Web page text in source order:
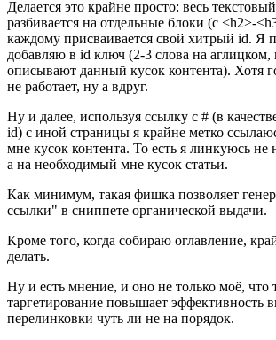
Делается это крайне просто: весь
разбивается на отдельные блоки (с <h2>-
каждому присваивается свой хитрый id. Я
добавляю в id ключ (2-3 слова на аглицком,
описывают данный кусок контента). Хотя
не работает, ну а вдруг.
Ну и далее, используя ссылку с # (в
id) с иной страницы я крайне метко
мне кусок контента. То есть я линкуюсь не
а на необходимый мне кусок статьи.
Как минимум, такая фишка позволяет
ссылки" в сниппете органической выдачи.
Кроме того, когда собираю оглавление,
делать.
Ну и есть мнение, и оно не только моё, что
таргетирование повышает эффективность
перелинковки чуть ли не на порядок.